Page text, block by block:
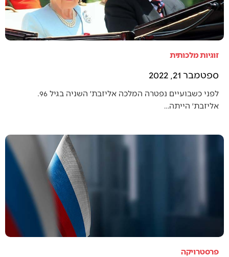
זוגיות מלכותית
ספטמבר 21, 2022
לפני כשבועיים נפטרה המלכה אליזבת׳ השניה בגיל 96.
אליזבת׳ הייתה…
פרסטרויקה